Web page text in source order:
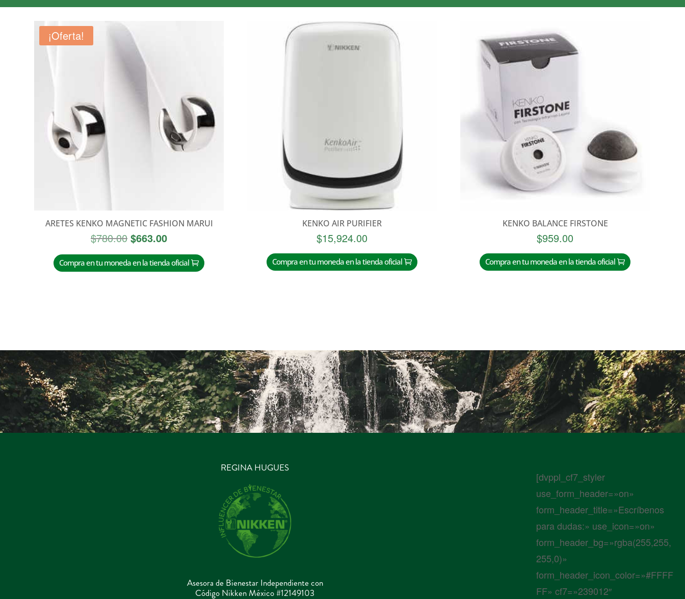
¡Oferta!
ARETES KENKO MAGNETIC FASHION MARUI
$780.00 El
original
$663.00El
actual
Compra en tu moneda en la tienda oficial
KENKO AIR PURIFIER
$15,924.00
Compra en tu moneda en la tienda oficial
KENKO BALANCE FIRSTONE
$959.00
Compra en tu moneda en la tienda oficial
REGINA HUGUES
Asesora de Bienestar Independiente con
Código Nikken México #12149103
[dvppl_cf7_styler
use_form_header=»on»
form_header_title=»Escríbenos
para dudas:» use_icon=»on»
form_header_bg=»rgba(255,255,
255,0)»
form_header_icon_color=»#FFFF
FF» cf7=»239012″